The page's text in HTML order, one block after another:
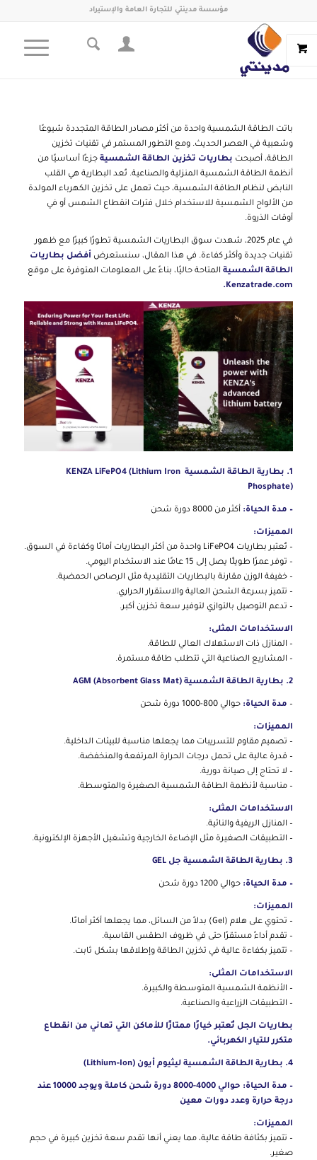
مؤسسة مدينتي للتجارة العامة والإستيراد
باتت الطاقة الشمسية واحدة من أكثر مصادر الطاقة المتجددة شيوعًا
وشعبية في العصر الحديث. ومع التطور المستمر في تقنيات تخزين
الطاقة، أصبحت بطاريات تخزين الطاقة الشمسيةجزءًا أساسيًا من
أنظمة الطاقة الشمسية المنزلية والصناعية. تُعد البطارية هي القلب
النابض لنظام الطاقة الشمسية، حيث تعمل على تخزين الكهرباء المولدة
من الألواح الشمسية للاستخدام خلال فترات انقطاع الشمس أو في
أوقات الذروة.
في عام 2025، شهدت سوق البطاريات الشمسية تطورًا كبيرًا مع ظهور
تقنيات جديدة وأكثر كفاءة. في هذا المقال، سنستعرض أفضل بطاريات
الطاقة الشمسيةالمتاحة حاليًا، بناءً على المعلومات المتوفرة على موقع
Kenzatrade.com.
1. بطارية الطاقة الشمسية KENZA LiFePO4 (Lithium Iron
Phosphate)
– مدة الحياة: أكثر من 8000 دورة شحن
المميزات:
– تُعتبر بطاريات LiFePO4 واحدة من أكثر البطاريات أمانًا وكفاءة في السوق.
– توفر عمرًا طويلًا يصل إلى 15 عامًا عند الاستخدام اليومي.
– خفيفة الوزن مقارنة بالبطاريات التقليدية مثل الرصاص الحمضية.
– تتميز بسرعة الشحن العالية والاستقرار الحراري.
– تدعم التوصيل بالتوازي لتوفير سعة تخزين أكبر.
الاستخدامات المثلى:
– المنازل ذات الاستهلاك العالي للطاقة.
– المشاريع الصناعية التي تتطلب طاقة مستمرة.
2. بطارية الطاقة الشمسية AGM (Absorbent Glass Mat)
– مدة الحياة: حوالي 800-1000 دورة شحن
المميزات:
– تصميم مقاوم للتسريبات مما يجعلها مناسبة للبيئات الداخلية.
– قدرة عالية على تحمل درجات الحرارة المرتفعة والمنخفضة.
– لا تحتاج إلى صيانة دورية.
– مناسبة لأنظمة الطاقة الشمسية الصغيرة والمتوسطة.
الاستخدامات المثلى:
– المنازل الريفية والنائية.
– التطبيقات الصغيرة مثل الإضاءة الخارجية وتشغيل الأجهزة الإلكترونية.
3. بطارية الطاقة الشمسية جل GEL
– مدة الحياة: حوالي 1200 دورة شحن
المميزات:
– تحتوي على هلام (Gel) بدلاً من السائل، مما يجعلها أكثر أمانًا.
– تقدم أداءً مستقرًا حتى في ظروف الطقس القاسية.
– تتميز بكفاءة عالية في تخزين الطاقة وإطلاقها بشكل ثابت.
الاستخدامات المثلى:
– الأنظمة الشمسية المتوسطة والكبيرة.
– التطبيقات الزراعية والصناعية.
بطاريات الجل تُعتبر خيارًا ممتازًا للأماكن التي تعاني من انقطاع
متكرر للتيار الكهربائي.
4. بطارية الطاقة الشمسية ليثيوم أيون (Lithium-Ion)
– مدة الحياة: حوالي 4000-8000 دورة شحن كاملة ويوجد 10000 عند
درجة حرارة وعدد دورات معين
المميزات:
– تتميز بكثافة طاقة عالية، مما يعني أنها تقدم سعة تخزين كبيرة في حجم
صغير.